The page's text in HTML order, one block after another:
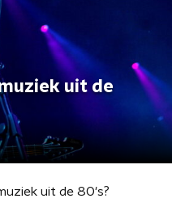
uit de
uit de 80's?